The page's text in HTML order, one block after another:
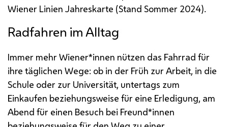
Wiener Linien Jahreskarte (Stand Sommer 2024).
Radfahren im Alltag
Immer mehr Wiener*innen nützen das Fahrrad für
ihre täglichen Wege: ob in der Früh zur Arbeit, in die
Schule oder zur Universität, untertags zum
Einkaufen beziehungsweise für eine Erledigung, am
Abend für einen Besuch bei Freund*innen